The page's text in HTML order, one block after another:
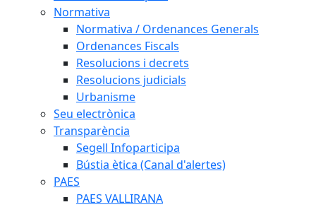
Normativa
Normativa / Ordenances Generals
Ordenances Fiscals
Resolucions i decrets
Resolucions judicials
Urbanisme
Seu electrònica
Transparència
Segell Infoparticipa
Bústia ètica (Canal d'alertes)
PAES
PAES VALLIRANA